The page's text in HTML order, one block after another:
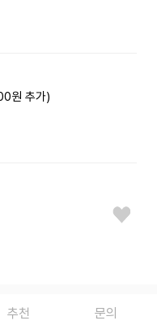
원 추가)
추천 문의